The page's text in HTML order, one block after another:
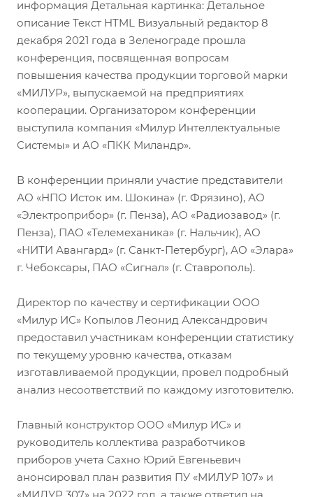
информация Детальная картинка: Детальное
описание Текст HTML Визуальный редактор 8
декабря 2021 года в Зеленограде прошла
конференция, посвященная вопросам
повышения качества продукции торговой марки
«МИЛУР», выпускаемой на предприятиях
кооперации. Организатором конференции
выступила компания «Милур Интеллектуальные
Системы» и АО «ПКК Миландр».
В конференции приняли участие представители
АО «НПО Исток им. Шокина» (г. Фрязино), АО
«Электроприбор» (г. Пенза), АО «Радиозавод» (г.
Пенза), ПАО «Телемеханика» (г. Нальчик), АО
«НИТИ Авангард» (г. Санкт-Петербург), АО «Элара»
г. Чебоксары, ПАО «Сигнал» (г. Ставрополь).
Директор по качеству и сертификации ООО
«Милур ИС» Копылов Леонид Александрович
предоставил участникам конференции статистику
по текущему уровню качества, отказам
изготавливаемой продукции, провел подробный
анализ несоответствий по каждому изготовителю.
Главный конструктор ООО «Милур ИС» и
руководитель коллектива разработчиков
приборов учета Сахно Юрий Евгеньевич
анонсировал план развития ПУ «МИЛУР 107» и